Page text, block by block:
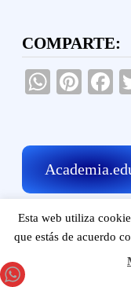
COMPARTE:
Esta web utiliza
que estás de acuerdo